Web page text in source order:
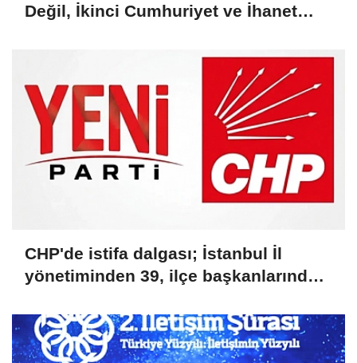
Değil, İkinci Cumhuriyet ve İhanet
CHP'de istifa dalgası; İstanbul İl
yönetiminden 39, ilçe başkanlarından